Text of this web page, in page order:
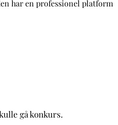
har en professionel platform
gå konkurs.